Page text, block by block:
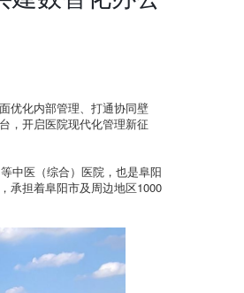
优化内部管理、打通协同壁
，开启医院现代化管理新征
中医（综合）医院，也是阜阳
承担着阜阳市及周边地区1000